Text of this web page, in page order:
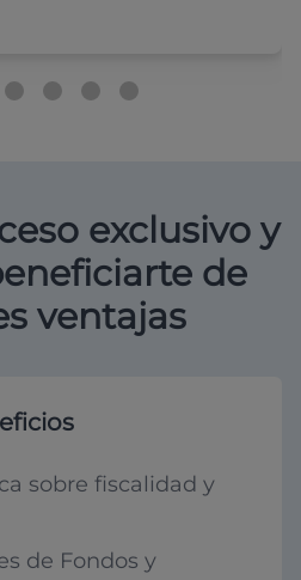
exclusivo y
de
ventajas
sobre fiscalidad y
de Fondos y